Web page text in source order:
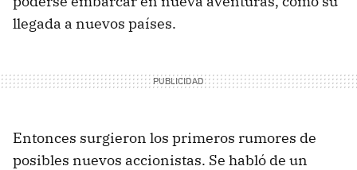
llegada a nuevos países.
Entonces surgieron los primeros rumores de
posibles nuevos accionistas. Se habló de un